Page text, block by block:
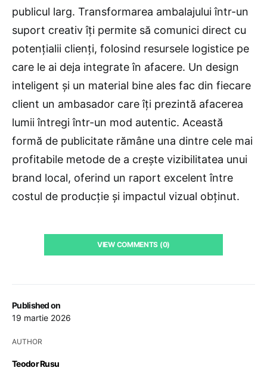
Published on
19 martie 2026
AUTHOR
Teodor Rusu
publicul larg. Transformarea ambalajului într-un
suport creativ îți permite să comunici direct cu
potențialii clienți, folosind resursele logistice pe
care le ai deja integrate în afacere. Un design
inteligent și un material bine ales fac din fiecare
client un ambasador care îți prezintă afacerea
lumii întregi într-un mod autentic. Această
formă de publicitate rămâne una dintre cele mai
profitabile metode de a crește vizibilitatea unui
brand local, oferind un raport excelent între
costul de producție și impactul vizual obținut.
VIEW COMMENTS (0)